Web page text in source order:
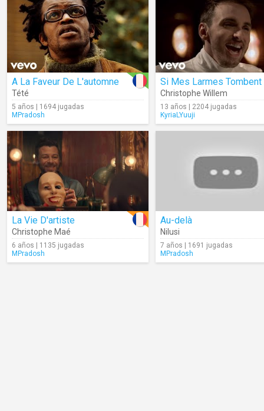
A La Faveur De L'automne
Tété
5 años | 1694 jugadas
MPradosh
Si Mes Larmes Tombent
Christophe Willem
13 años | 2204 jugadas
KyriaLYuuji
La Vie D'artiste
Christophe Maé
6 años | 1135 jugadas
MPradosh
Au-delà
Nilusi
7 años | 1691 jugadas
MPradosh